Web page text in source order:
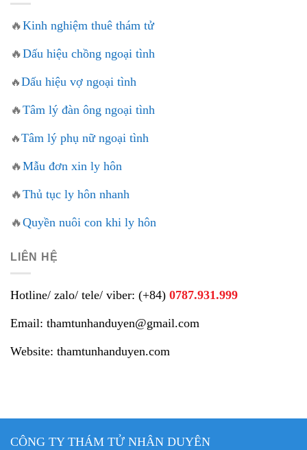
🔥Kinh nghiệm thuê thám tử
🔥Dấu hiệu chồng ngoại tình
🔥Dấu hiệu vợ ngoại tình
🔥Tâm lý đàn ông ngoại tình
🔥Tâm lý phụ nữ ngoại tình
🔥Mẫu đơn xin ly hôn
🔥Thủ tục ly hôn nhanh
🔥Quyền nuôi con khi ly hôn
LIÊN HỆ
Hotline/ zalo/ tele/ viber: (+84) 0787.931.999
Email: thamtunhanduyen@gmail.com
Website: thamtunhanduyen.com
CÔNG TY THÁM TỬ NHÂN DUYÊN